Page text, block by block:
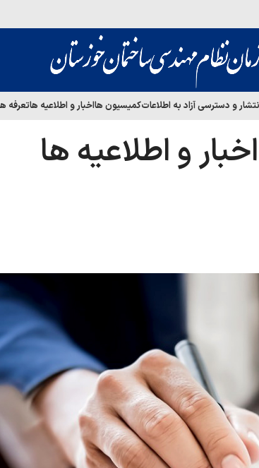
و دسترسی آزاد به اطلاعاتکمیسیون هااخبار و اطلاعیه هاتعرفه
اخبار و اطلاعیه ها